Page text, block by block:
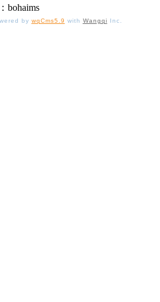
by wqCms5.9 with Wangqi Inc.